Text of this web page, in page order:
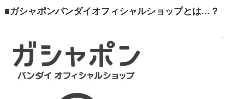
■ガシャポンバンダイオフィシャルショップとは…？